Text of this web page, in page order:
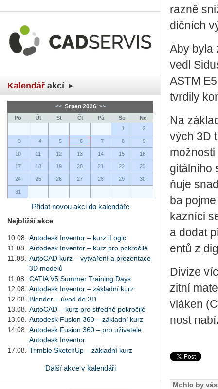
Kalendář akcí
<< Srpen 2026 >>
Po Út St Čt Pá So
Ne
1
2
3 4 5 6 7 8 9
10 11 12 13 14 15 16
17 18 19 20 21 22 23
24 25 26 27 28 29 30
31
Přidat novou akci do kalendáře
Nejbližší akce
10.08.
Autodesk Inventor – kurz iLogic
11.08.
Autodesk Inventor – kurz pro pokročilé
11.08.
AutoCAD kurz – vytváření a prezentace
3D modelů
11.08.
CATIA V5 Summer Training Days
12.08.
Autodesk Inventor – základní kurz
12.08.
Blender – úvod do 3D
13.08.
AutoCAD – kurz pro středně pokročilé
13.08.
Autodesk Fusion 360 – základní kurz
14.08.
Autodesk Fusion 360 – pro uživatele
Autodesk Inventor
17.08.
Trimble SketchUp – základní kurz
Další akce v kalendáři
raz­ně
dič­ních
Aby byla
ve­dl
ASTM
tvr­di­ly
Na
vých 3D
gi­tál­ní­ho
ňuje
ba
kaz­ní­ci
a dodat
en­tů z
Di­vi­ze
zit­ní
vlá­ken
nost
Mohlo by